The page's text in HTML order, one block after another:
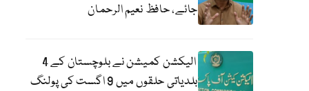
جائے، حافظ نعیم الرحمان
الیکشن کمیشن نے بلوچستان کے 4
بلدیاتی حلقوں میں 9 اگست کی پولنگ